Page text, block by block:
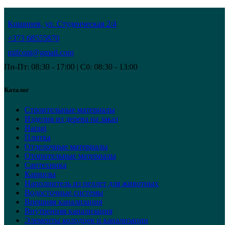
Кишинев, ул. Студенческая 2/4
+373 68555870
mifcont@gmail.com
Пн-Пт: 08:30 - 17:00 | Сб: 08:30 - 13:00
Каталог
Строительные материалы
Изделия из дерева на заказ
Haragi
Плитка
Отделочные материалы
Отопительные материалы
Сантехника
Карнизы
Наполнитель из пеллет для животных
Водосточные системы
Внешняя канализация
Внутренняя канализация
Элементы колодцев и канализации